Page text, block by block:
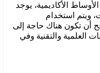
الأكاديمية، يوجد
ويتم استخدام
أن تكون هناك حاجة إلى
العلمية والتقنية وفي